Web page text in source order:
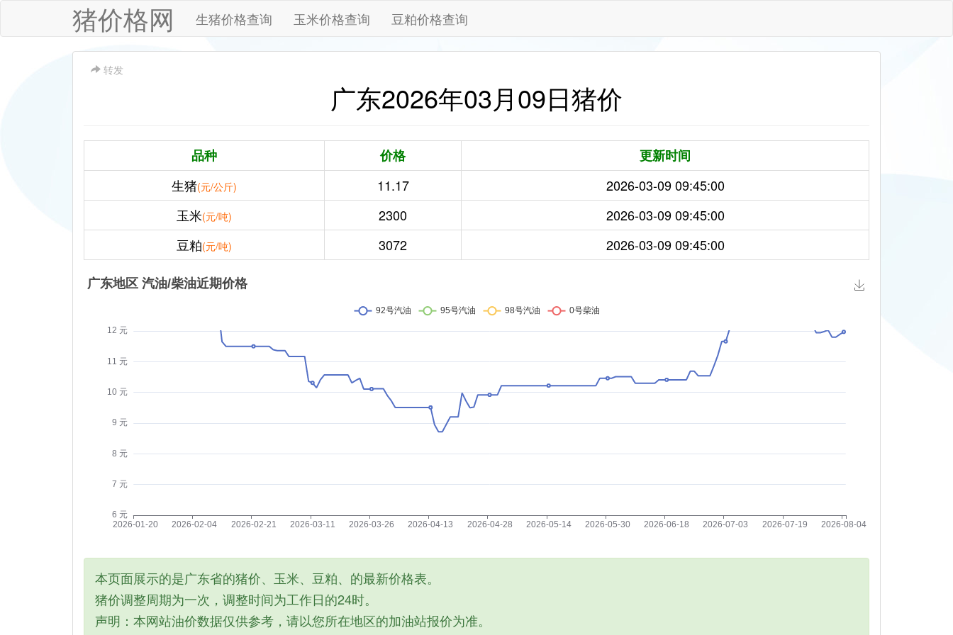
猪价格网 生猪价格查询 玉米价格查询 豆粕价格查询
转发
广东2026年03月09日猪价
品种 价格
更新时间
生猪(元/公斤) 11.17
2026-03-09 09:45:00
玉米(元/吨) 2300
2026-03-09 09:45:00
豆粕(元/吨) 3072 2026-03-09 09:45:00
本页面展示的是广东省的猪价、玉米、豆粕、的最新价格表。
猪价调整周期为一次，调整时间为工作日的24时。
声明：本网站油价数据仅供参考，请以您所在地区的加油站报价为准。